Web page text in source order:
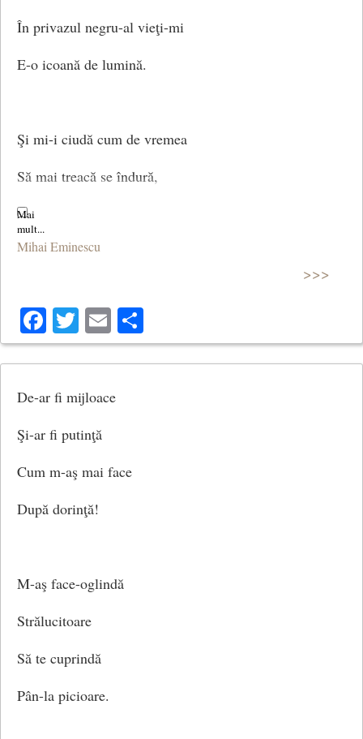
În privazul negru-al vieţi-mi
E-o icoană de lumină.
Şi mi-i ciudă cum de vremea
Să mai treacă se îndură,
Când eu stau şoptind cu draga
Mână-n mână, gură-n gură.
Mihai Eminescu
>>>
Facebook
Twitter
Email
De-ar fi mijloace
Şi-ar fi putinţă
Cum m-aş mai face
După dorinţă!
M-aş face-oglindă
Strălucitoare
Să te cuprindă
Pân-la picioare.